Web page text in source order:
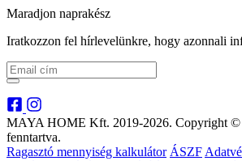
Maradjon naprakész
Iratkozzon fel hírlevelünkre, hogy azonnali
MAYA HOME Kft. 2019-2026. Copyright
fenntartva.
Ragasztó mennyiség kalkulátor ÁSZF